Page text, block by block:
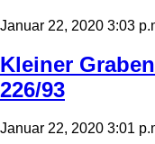
Januar 22, 2020 3:03
Kleiner
226/93
Januar 22, 2020 3:01